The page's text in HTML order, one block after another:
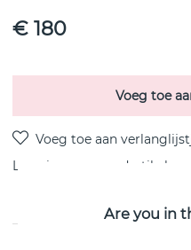
€ 180
Voeg toe
Levering: voorraadartikel
Are you in